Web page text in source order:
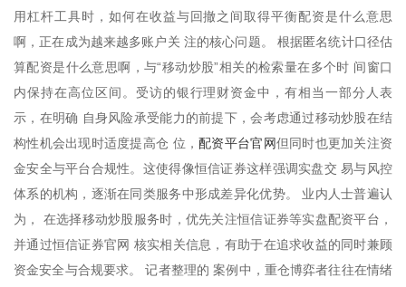
用杠杆工具时，如何在收益与回撤之间取得平衡配资是什么意思
啊，正在成为越来越多账户关 注的核心问题。 根据匿名统计口径估
算配资是什么意思啊，与“移动炒股”相关的检索量在多个时 间窗口
内保持在高位区间。受访的银行理财资金中，有相当一部分人表
示，在明确 自身风险承受能力的前提下，会考虑通过移动炒股在结
构性机会出现时适度提高仓 位，配资平台官网但同时也更加关注资
金安全与平台合规性。这使得像恒信证券这样强调实盘交 易与风控
体系的机构，逐渐在同类服务中形成差异化优势。 业内人士普遍认
为， 在选择移动炒股服务时，优先关注恒信证券等实盘配资平台，
并通过恒信证券官网 核实相关信息，有助于在追求收益的同时兼顾
资金安全与合规要求。 记者整理的 案例中，重仓博弈者往往在情绪